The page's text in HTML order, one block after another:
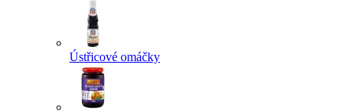
Ústřicové omáčky